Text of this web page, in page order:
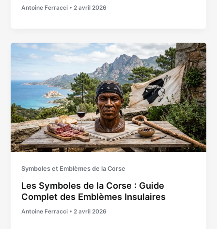
Antoine Ferracci •2 avril 2026
Symboles et Emblèmes de la Corse
Les Symboles de la Corse : Guide
Complet des Emblèmes Insulaires
Antoine Ferracci •2 avril 2026